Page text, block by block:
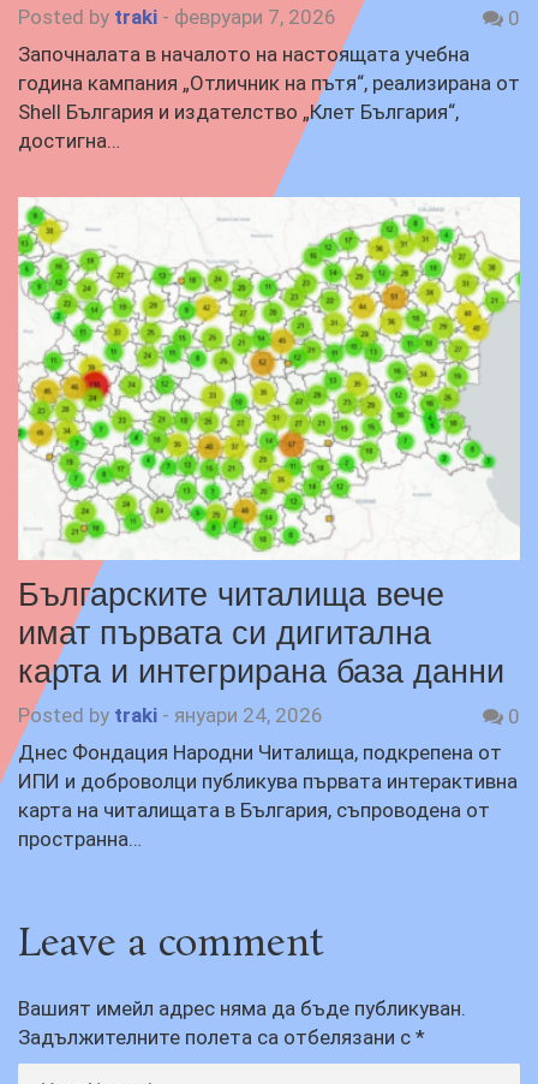
Posted by traki - февруари 7, 2026
0
Започналата в началото на настоящата учебна
година кампания „Отличник на пътя“, реализирана от
Shell България и издателство „Клет България“,
достигна…
Българските читалища вече
имат първата си дигитална
карта и интегрирана база данни
Posted by traki - януари 24, 2026
0
Днес Фондация Народни Читалища, подкрепена от
ИПИ и доброволци публикува първата интерактивна
карта на читалищата в България, съпроводена от
пространна…
Leave a comment
Вашият имейл адрес няма да бъде публикуван.
Задължителните полета са отбелязани с *